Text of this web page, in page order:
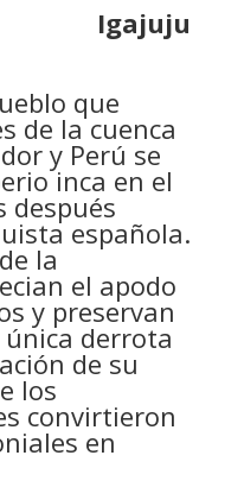
Igajuju
que
de la cuenca
y Perú se
inca en el
después
española.
la
el apodo
y preservan
derrota
de su
los
convirtieron
en